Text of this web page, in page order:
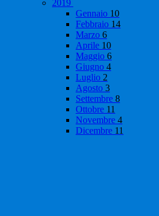
2019
Gennaio 10
Febbraio 14
Marzo 6
Aprile 10
Maggio 6
Giugno 4
Luglio 2
Agosto 3
Settembre 8
Ottobre 11
Novembre 4
Dicembre 11